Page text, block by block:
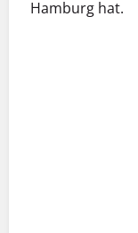
Hamburg hat.